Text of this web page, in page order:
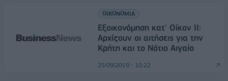
ΟΙΚΟΝΟΜΙΑ
Εξοικονόμηση κατ' Οίκον ΙΙ:
Αρχίζουν οι αιτήσεις για την
Κρήτη και το Νότιο Αιγαίο
25/09/2019 - 10:22